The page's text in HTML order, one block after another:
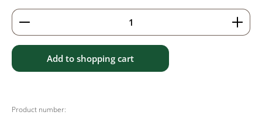
Product Quantity: Enter the desired amount or
Add to shopping cart
Product number: